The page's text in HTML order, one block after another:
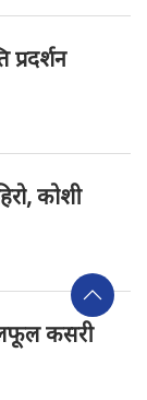
प्रदर्शन
कोशी
कसरी